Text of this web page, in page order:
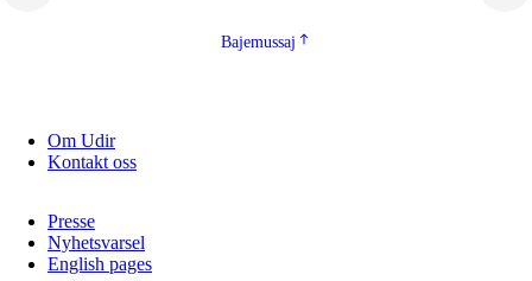
Bajemussaj
Om Udir
Kontakt oss
Presse
Nyhetsvarsel
English pages